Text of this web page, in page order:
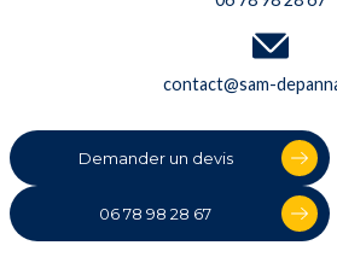
contact@sam-
Demander un devis
06 78 98 28 67